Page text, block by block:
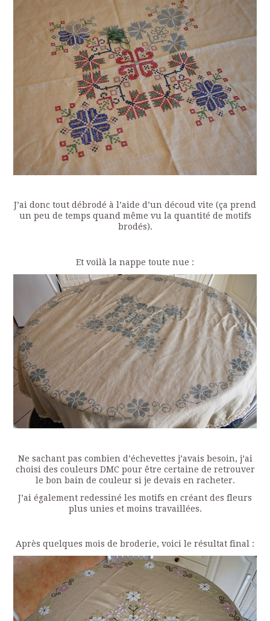
J’ai donc tout débrodé à l’aide d’un découd vite (ça prend
un peu de temps quand même vu la quantité de motifs
brodés).
Et voilà la nappe toute nue :
Ne sachant pas combien d’échevettes j’avais besoin, j’ai
choisi des couleurs DMC pour être certaine de retrouver
le bon bain de couleur si je devais en racheter.
J’ai également redessiné les motifs en créant des fleurs
plus unies et moins travaillées.
Après quelques mois de broderie, voici le résultat final :